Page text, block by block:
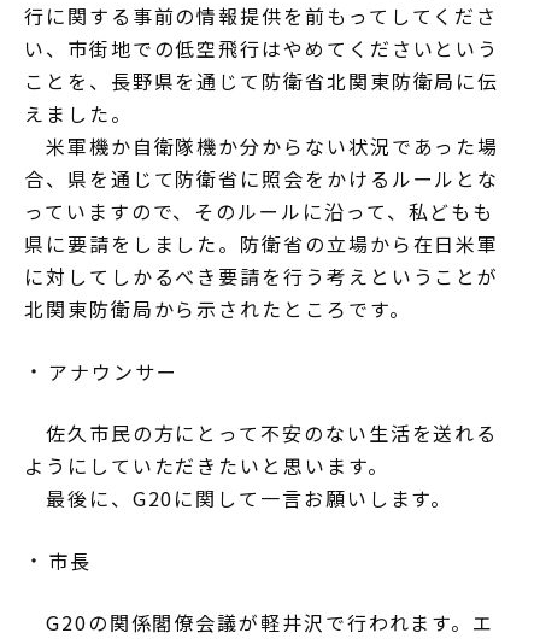
行に関する事前の情報提供を前もってしてくださ
い、市街地での低空飛行はやめてくださいという
ことを、長野県を通じて防衛省北関東防衛局に伝
えました。
米軍機か自衛隊機か分からない状況であった場
合、県を通じて防衛省に照会をかけるルールとな
っていますので、そのルールに沿って、私どもも
県に要請をしました。防衛省の立場から在日米軍
に対してしかるべき要請を行う考えということが
北関東防衛局から示されたところです。
アナウンサー
佐久市民の方にとって不安のない生活を送れる
ようにしていただきたいと思います。
最後に、G20に関して一言お願いします。
市長
G20の関係閣僚会議が軽井沢で行われます。エ